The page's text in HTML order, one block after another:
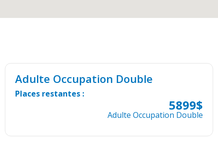
Adulte Occupation Double
Places restantes :
5899$
Adulte Occupation Double